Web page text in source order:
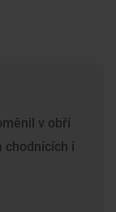
v obří
chodnících i